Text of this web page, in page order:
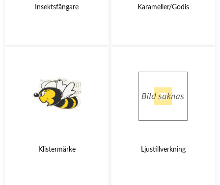
Insektsfångare Karameller/Godis
Klistermärke Ljustillverkning